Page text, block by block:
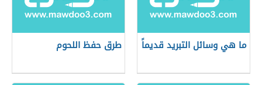
ما هي وسائل التبريد قديماً طرق حفظ اللحوم